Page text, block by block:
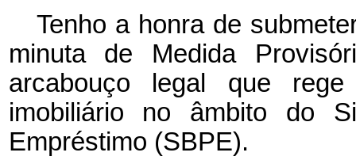
Tenho a honra de
minuta de Medida
arcabouço legal que
imobiliário no âmbito do
Empréstimo (SBPE).